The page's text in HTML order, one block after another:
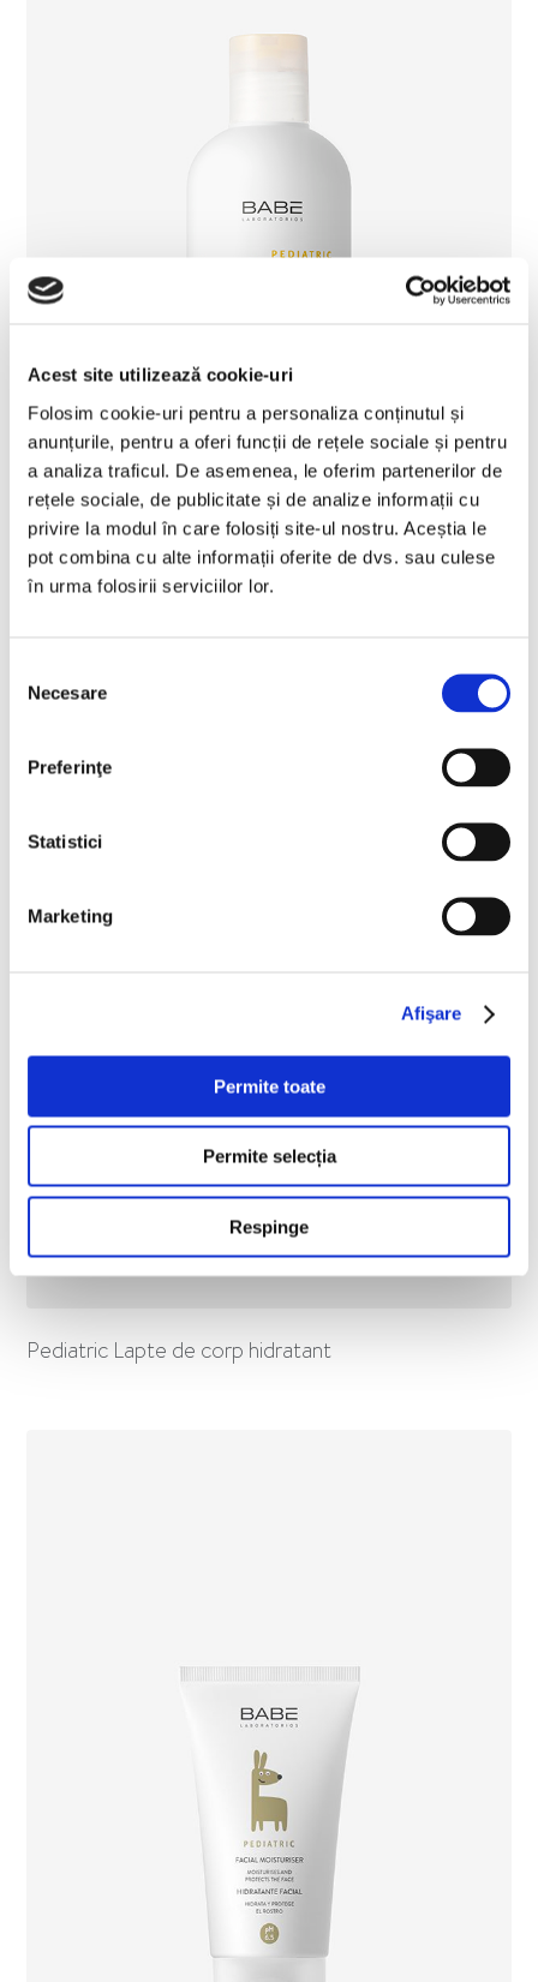
Acest site utilizează cookie-uri
Folosim cookie-uri pentru a personaliza conținutul și
anunțurile, pentru a oferi funcții de rețele sociale și pentru
a analiza traficul. De asemenea, le oferim partenerilor de
rețele sociale, de publicitate și de analize informații cu
privire la modul în care folosiți site-ul nostru. Aceștia le
pot combina cu alte informații oferite de dvs. sau culese
în urma folosirii serviciilor lor.
consimțământului
Necesare
Preferinţe
Statistici
Marketing
Afişare
Permite toate
Permite selecția
Respinge
Pediatric Șampon extra delicat
Pediatric Lapte de corp hidratant